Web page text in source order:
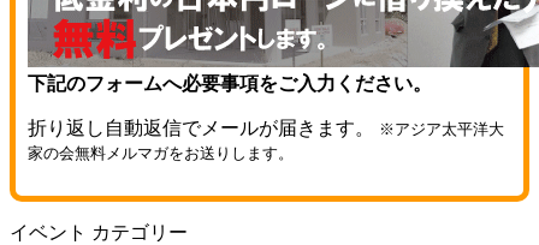
下記のフォームへ必要事項をご入力ください。
折り返し自動返信でメールが届きます。
※アジア太平洋大
家の会無料メルマガをお送りします。
イベント カテゴリー